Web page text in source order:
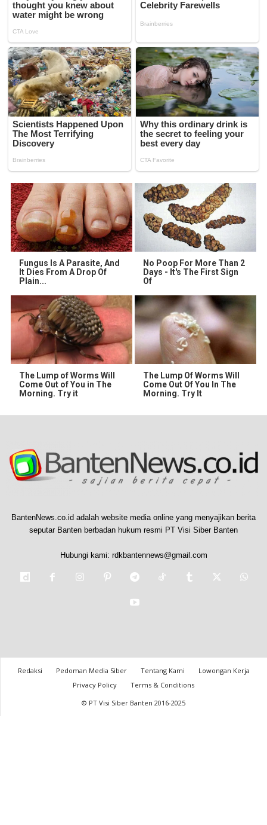
Fungus Is A Parasite, And
It Dies From A Drop Of
Plain...
No Poop For More Than 2
Days - It's The First Sign
Of
The Lump of Worms Will
Come Out of You in The
Morning. Try it
The Lump Of Worms Will
Come Out Of You In The
Morning. Try It
BantenNews.co.id adalah website media online yang menyajikan berita
seputar Banten berbadan hukum resmi PT Visi Siber Banten
Hubungi kami: rdkbantennews@gmail.com
Redaksi Pedoman Media Siber Tentang Kami
Lowongan Kerja
Privacy Policy
Terms & Conditions
© PT Visi Siber Banten 2016-2025